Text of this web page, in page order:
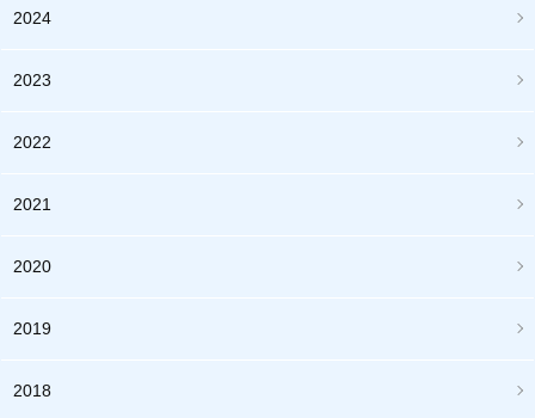
2024
2023
2022
2021
2020
2019
2018